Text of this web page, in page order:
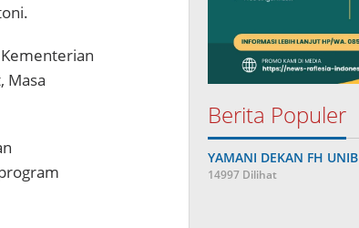
Masa
Berita Populer
YAMANI DEKAN FH UNIB
14997 Dilihat